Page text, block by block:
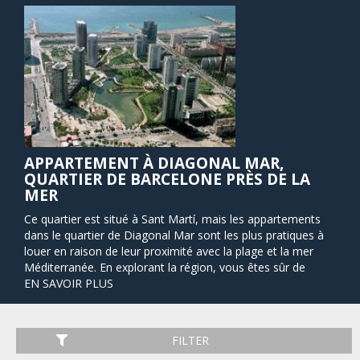
APPARTEMENT À DIAGONAL MAR,
QUARTIER DE BARCELONE PRÈS DE LA
MER
Ce quartier est situé à Sant Martí, mais les appartements
dans le quartier de Diagonal Mar sont les plus pratiques à
louer en raison de leur proximité avec la plage et la mer
Méditerranée. En explorant la région, vous êtes sûr de
trouver plusieurs exemples d'architecture moderne. Dans
populaires de la ville, le Diagonal Mar Centre Commercial.
De ce point, vous pouvez facilement vous rendre au centre-
EN SAVOIR PLUS
FILTER